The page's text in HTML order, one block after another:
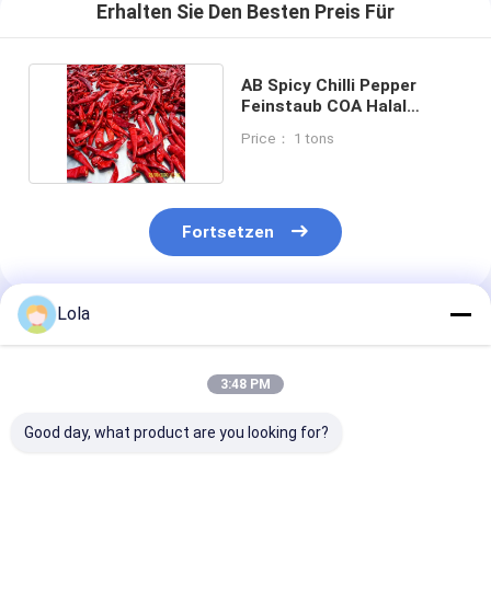
Erhalten Sie Den Besten Preis Für
AB Spicy Chilli Pepper
Feinstaub COA Halal
Price： 1 tons
Fortsetzen
Empfohlene Produkte
Lola
3:48 PM
Good day, what product are you looking for?